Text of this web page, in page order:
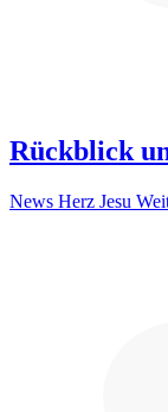
Rückblick
News Herz Jesu